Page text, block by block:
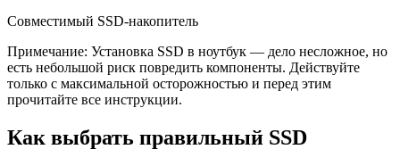
Совместимый SSD-накопитель
Примечание: Установка SSD в ноутбук — дело несложное, но
есть небольшой риск повредить компоненты. Действуйте
только с максимальной осторожностью и перед этим
прочитайте все инструкции.
Как выбрать правильный SSD